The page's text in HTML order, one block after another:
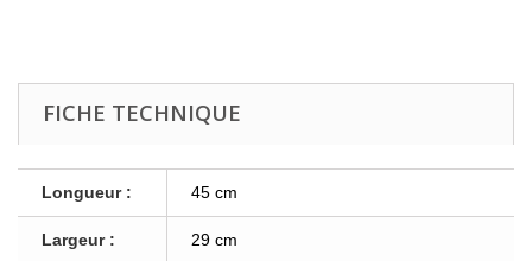
FICHE TECHNIQUE
Longueur : 45 cm
Largeur : 29 cm